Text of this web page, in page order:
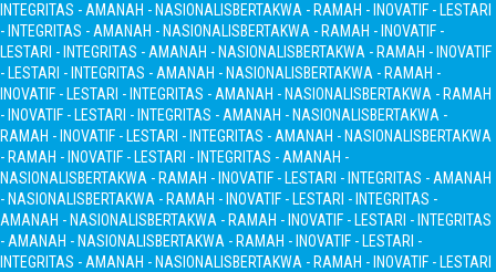
INTEGRITAS - AMANAH - NASIONALISBERTAKWA - RAMAH - INOVATIF - LESTARI
- INTEGRITAS - AMANAH - NASIONALISBERTAKWA - RAMAH - INOVATIF -
LESTARI - INTEGRITAS - AMANAH - NASIONALISBERTAKWA - RAMAH - INOVATIF
- LESTARI - INTEGRITAS - AMANAH - NASIONALISBERTAKWA - RAMAH -
INOVATIF - LESTARI - INTEGRITAS - AMANAH - NASIONALISBERTAKWA - RAMAH
- INOVATIF - LESTARI - INTEGRITAS - AMANAH - NASIONALISBERTAKWA -
RAMAH - INOVATIF - LESTARI - INTEGRITAS - AMANAH - NASIONALISBERTAKWA
- RAMAH - INOVATIF - LESTARI - INTEGRITAS - AMANAH -
NASIONALISBERTAKWA - RAMAH - INOVATIF - LESTARI - INTEGRITAS - AMANAH
- NASIONALISBERTAKWA - RAMAH - INOVATIF - LESTARI - INTEGRITAS -
AMANAH - NASIONALISBERTAKWA - RAMAH - INOVATIF - LESTARI - INTEGRITAS
- AMANAH - NASIONALISBERTAKWA - RAMAH - INOVATIF - LESTARI -
INTEGRITAS - AMANAH - NASIONALISBERTAKWA - RAMAH - INOVATIF - LESTARI